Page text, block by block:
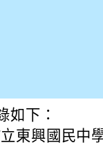
生舞蹈
如下：
東興國民中